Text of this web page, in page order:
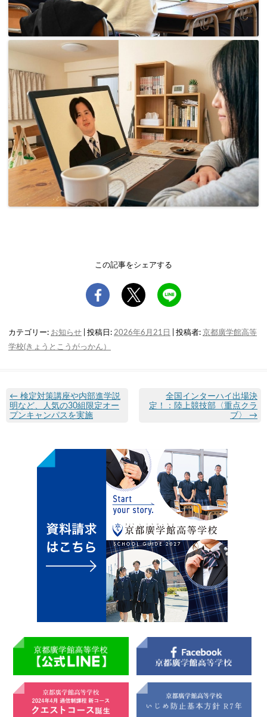
この記事をシェアする
カテゴリー: お知らせ | 投稿日: 2026年6月21日 投稿者: 京都廣学館高等
学校(きょうとこうがっかん）
← 検定対策講座や内部進学説
明など、人気の30組限定オー
プンキャンパスを実施
全国インターハイ出場決
定！：陸上競技部〈重点クラ
ブ〉 →